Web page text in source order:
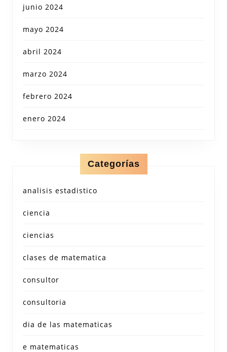
junio 2024
mayo 2024
abril 2024
marzo 2024
febrero 2024
enero 2024
Categorías
analisis estadistico
ciencia
ciencias
clases de matematica
consultor
consultoria
dia de las matematicas
e matematicas